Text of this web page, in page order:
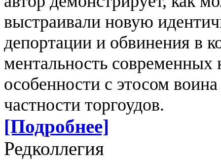
выстраивали новую
депортации и обвинения в
ментальность современных
особенности с этосом
частности торгоудов.
[Подробнее]
Редколлегия